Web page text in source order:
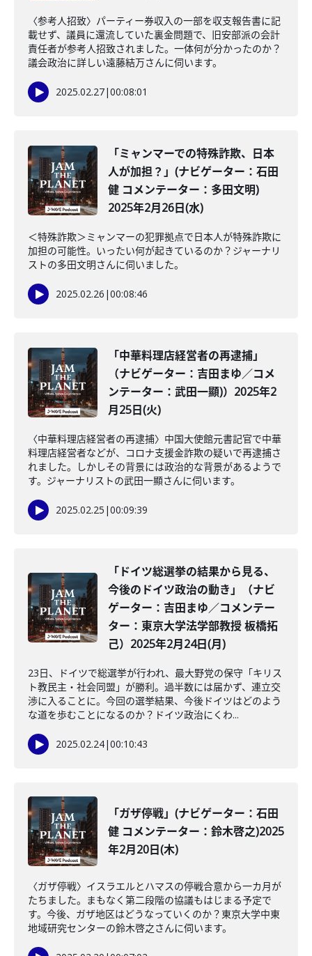
〈参考人招致〉パーティー券収入の一部を収支報告書に記
載せず、議員に還流していた裏金問題で、旧安部派の会計
責任者が参考人招致されました。一体何が分かったのか？
議会政治に詳しい遠藤結万さんに伺います。
2025.02.27|00:08:01
「ミャンマーでの特殊詐欺、日本
人が加担？」(ナビゲーター：石田
健 コメンテーター：多田文明)
2025年2月26日(水)
＜特殊詐欺＞ミャンマーの犯罪拠点で日本人が特殊詐欺に
加担の可能性。いったい何が起きているのか？ジャーナリ
ストの多田文明さんに伺いました。
2025.02.26 |00:08:46
「中華料理店経営者の再逮捕」
（ナビゲーター：吉田まゆ／コメ
ンテーター：武田一顯)）2025年2
月25日(火)
〈中華料理店経営者の再逮捕〉中国大使館元書記官で中華
料理店経営者などが、コロナ支援金詐欺の疑いで再逮捕さ
れました。しかしその背景には政治的な背景があるようで
す。ジャーナリストの武田一顯さんに伺います。
2025.02.25 |00:09:39
「ドイツ総選挙の結果から見る、
今後のドイツ政治の動き」（ナビ
ゲーター：吉田まゆ／コメンテー
ター：東京大学法学部教授 板橋拓
己）2025年2月24日(月)
23日、ドイツで総選挙が行われ、最大野党の保守「キリス
ト教民主・社会同盟」が勝利。過半数には届かず、連立交
渉に入ることに。今回の選挙結果、今後ドイツはどのよう
な道を歩むことになるのか？ドイツ政治にくわ...
2025.02.24|00:10:43
「ガザ停戦」(ナビゲーター：石田
健 コメンテーター：鈴木啓之)2025
年2月20日(木)
〈ガザ停戦〉イスラエルとハマスの停戦合意から一カ月が
たちました。まもなく第二段階の協議もはじまる予定で
す。今後、ガザ地区はどうなっていくのか？東京大学中東
地域研究センターの鈴木啓之さんに伺います。